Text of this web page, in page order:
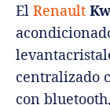
El Renault
centralizado
con